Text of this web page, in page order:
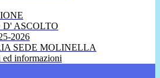
D' ASCOLTO
2026
SEDE MOLINELLA
informazioni